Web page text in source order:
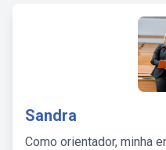
Sandra
Como orientador, minha